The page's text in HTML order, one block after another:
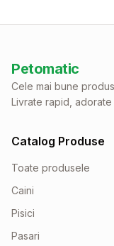
Petomatic
Cele mai bune
Livrate rapid, adorate
Catalog Produse
Toate produsele
Caini
Pisici
Pasari